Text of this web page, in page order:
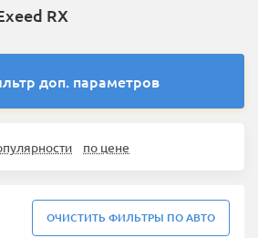
RX
доп. параметров
по цене
ОЧИСТИТЬ ФИЛЬТРЫ ПО АВТО